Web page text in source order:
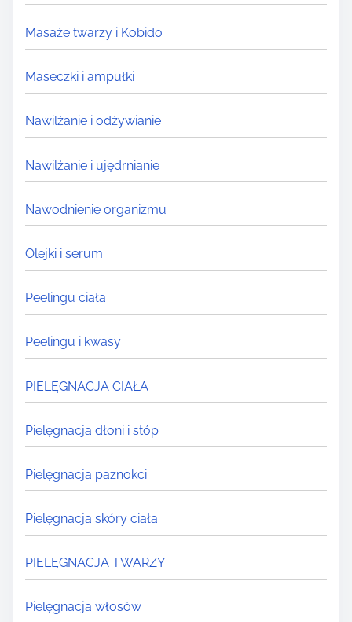
Masaże twarzy i Kobido
Maseczki i ampułki
Nawilżanie i odżywianie
Nawilżanie i ujędrnianie
Nawodnienie organizmu
Olejki i serum
Peelingu ciała
Peelingu i kwasy
PIELĘGNACJA CIAŁA
Pielęgnacja dłoni i stóp
Pielęgnacja paznokci
Pielęgnacja skóry ciała
PIELĘGNACJA TWARZY
Pielęgnacja włosów